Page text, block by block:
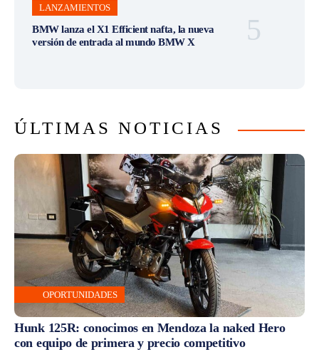
LANZAMIENTOS
BMW lanza el X1 Efficient nafta, la nueva
versión de entrada al mundo BMW X
ÚLTIMAS NOTICIAS
OPORTUNIDADES
Hunk 125R: conocimos en Mendoza la naked Hero
con equipo de primera y precio competitivo